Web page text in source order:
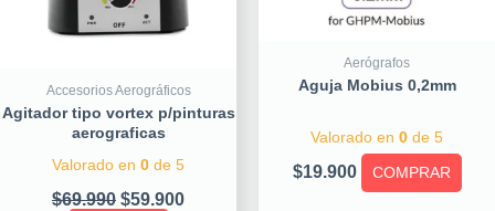
Accesorios Aerográficos
Agitador tipo vortex p/pinturas
aerograficas
Valorado en 0 de 5
$69.990 $59.900
Aerógrafos
Aguja Mobius 0,2mm
Valorado en 0 de 5
$19.900 COMPRAR